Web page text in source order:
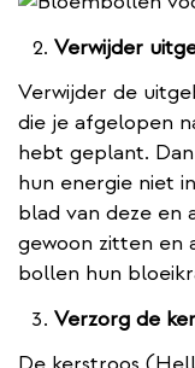
Verwijder
Verwijder de
die je afgelopen
hebt geplant.
hun energie niet
blad van deze en
gewoon zitten en
bollen hun
Verzorg de